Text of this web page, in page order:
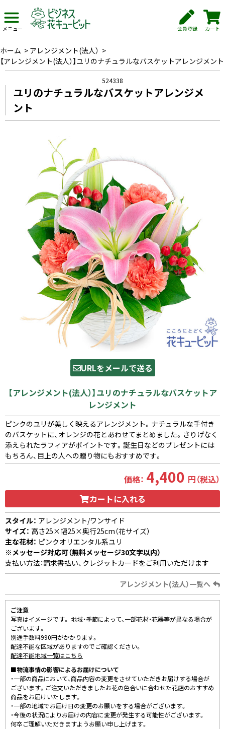
メニュー 会員登録 カート
ホーム > アレンジメント(法人） >
【アレンジメント(法人）】ユリのナチュラルなバスケットアレンジメント
524338
ユリのナチュラルなバスケットアレンジメ
ント
URLをメールで送る
【アレンジメント(法人）】ユリのナチュラルなバスケットア
レンジメント
ピンクのユリが美しく映えるアレンジメント。ナチュラルな手付き
のバスケットに、オレンジの花とあわせてまとめました。さりげなく
添えられたラフィアがポイントです。誕生日などのプレゼントには
もちろん、目上の人への贈り物にもおすすめです。
価格： 4,400 円（税込）
カートに入れる
スタイル： アレンジメント/ワンサイド
サイズ： 高さ25×幅25×奥行25cm（花サイズ）
主な花材： ピンクオリエンタル系ユリ
※メッセージ対応可（無料メッセージ30文字以内）
支払い方法：請求書払い、クレジットカードをご利用いただけます
アレンジメント(法人）一覧へ
ご注意
写真はイメージです。 地域・季節によって、一部花材・花器等が異なる場合が
ございます。
別途手数料990円がかかります。
配達不能な区域がありますのでご確認ください。
配達不能地域一覧はこちら
■物流事情の影響によるお届けについて
・一部の商品において、商品内容の変更をさせていただきお届けする場合が
ございます。ご注文いただきましたお花の色合いに合わせた花店のおすすめ
商品をお届けいたします。
・一部の地域でお届け日の変更のお願いをする場合がございます。
・今後の状況によりお届けの内容に変更が発生する可能性がございます。
何卒ご理解いただきますようお願い申し上げます。